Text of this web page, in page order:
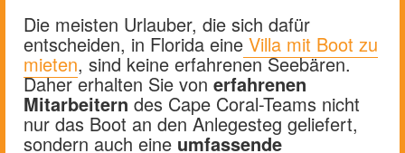
Die meisten Urlauber, die sich dafür
entscheiden, in Florida eine Villa mit Boot zu
mieten, sind keine erfahrenen Seebären.
Daher erhalten Sie von erfahrenen
Mitarbeitern des Cape Coral-Teams nicht
nur das Boot an den Anlegesteg geliefert,
sondern auch eine umfassende